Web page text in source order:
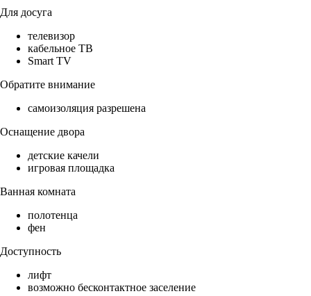
Для досуга
телевизор
кабельное ТВ
Smart TV
Обратите внимание
самоизоляция разрешена
Оснащение двора
детские качели
игровая площадка
Ванная комната
полотенца
фен
Доступность
лифт
возможно бесконтактное заселение